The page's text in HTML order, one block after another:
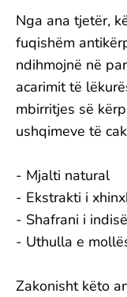
Nga ana tjetër,
fuqishëm
ndihmojnë në
acarimit të
mbirritjes së
ushqimeve të
- Mjalti natural
- Ekstrakti i
- Shafrani i indisë
- Uthulla e
Zakonisht këto